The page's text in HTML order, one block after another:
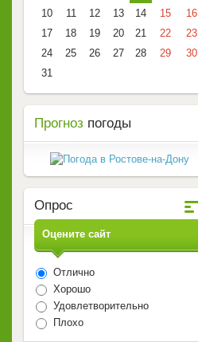
10
11 12 13 14 15
16
17
18 19 20 21 22
23
24
25 26 27 28 29
30
31
Прогноз погоды
Опрос
Оцените сайт
Отлично
Хорошо
Удовлетворительно
Плохо